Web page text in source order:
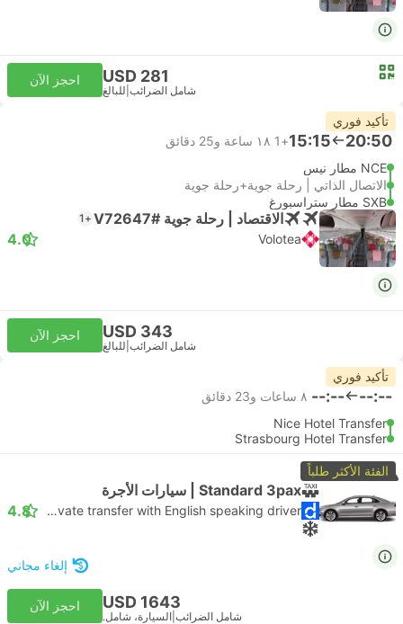
USD 281
شامل الضرائب للبالغ
احجز الآن
تأكيد فوري
20:50
15:15
+1
١٨ ساعة و‫25 دقائق
NCE مطار نيس
الاتصال الذاتي | رحلة جوية+رحلة جوية
SXB مطار ستراسبورغ
الاقتصاد | رحلة جوية #V72647 +1
Volotea
4.0
USD 343
شامل الضرائب للبالغ
احجز الآن
تأكيد فوري
--:--
--:-- ٨ ساعات و‫23 دقائق
Nice Hotel Transfer
Strasbourg Hotel Transfer
الفئة الأكثر طلباً
Standard 3pax | سيارات الأجرة
Daytrip private transfer with English speaking driver
4.8
إلغاء مجاني
USD 1643
شامل الضرائب السيارة، شامل.
احجز الآن